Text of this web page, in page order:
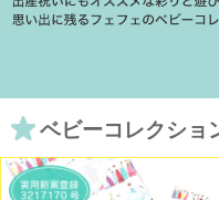
ベビーコレクショ